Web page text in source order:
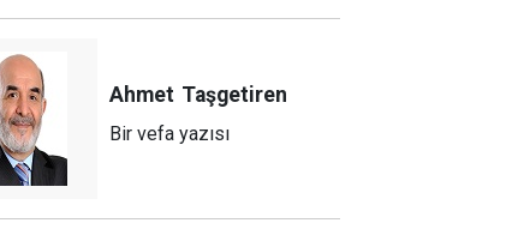
Ahmet Taşgetiren
Bir vefa yazısı